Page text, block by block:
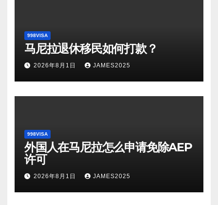
998VISA
马尼拉退休移民如何打款？
2026年8月1日 JAMES2025
998VISA
外国人在马尼拉怎么申请免除AEP
许可
2026年8月1日 JAMES2025